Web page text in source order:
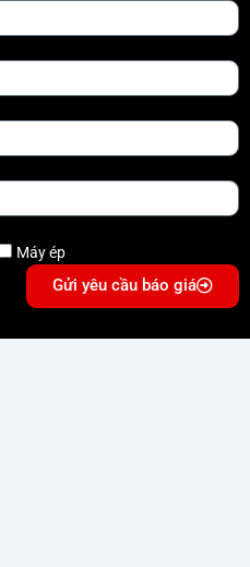
Máy ép
Gửi yêu cầu báo giá